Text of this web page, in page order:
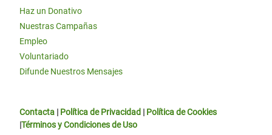
Haz un Donativo
Nuestras Campañas
Empleo
Voluntariado
Difunde Nuestros Mensajes
Contacta | Política de Privacidad | Política de Cookies
|Términos y Condiciones de Uso